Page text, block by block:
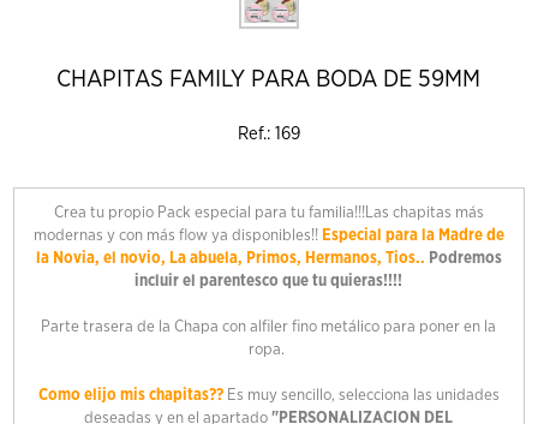
CHAPITAS FAMILY PARA BODA DE 59MM
Ref.: 169
Crea tu propio Pack especial para tu familia!!!Las chapitas más
modernas y con más flow ya disponibles!! Especial para la Madre de
la Novia, el novio, La abuela, Primos, Hermanos, Tios.. Podremos
incluir elparentesco que tu quieras!!!!
Parte trasera de la Chapa con alfiler fino metálico para poner en la
ropa.
Como elijo mis chapitas??Es muy sencillo, selecciona las unidades
deseadas y en el apartado"PERSONALIZACION DEL